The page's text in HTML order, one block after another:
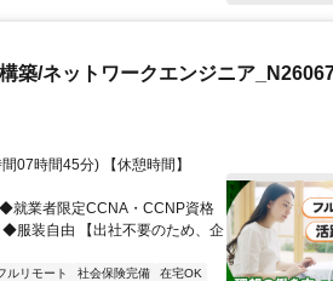
築/ネットワークエンジニア
07時間45分) 【休憩時間】
◆就業者限定CCNA・CCNP資格
服装自由 【出社不要のため、企
ルリモート 社会保険完備
在宅OK